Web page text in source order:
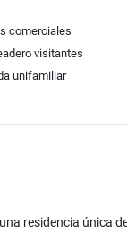
comerciales
visitantes
unifamiliar
residencia